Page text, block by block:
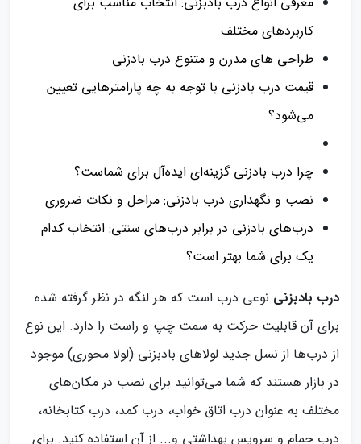
کاربردهای مختلف
طراحی‌ های مدرن و متنوع درب بادزنی
قیمت درب بادزنی با توجه به چه پارامترهایی تعیین
می‌شود؟
چرا درب بادزنی گزینه‌ای ایده‌آل برای شماست؟
نصب و نگهداری درب بادزنی: مراحل و نکات ضروری
درب‌های بادزنی در برابر درب‌های سنتی: انتخاب کدام
یک برای شما بهتر است؟
درب بادبزنی نوعی درب است که هر لنگه در نظر گرفته شده
برای آن قابلیت حرکت به سمت چپ و راست را دارد. این نوع
از درب‌‌ها از نسل جدید لولاهای بادبزنی (لولا محوری) موجود
در بازار هستند که شما می‌توانید برای نصب در مکان‌های
مختلف به عنوان درب اتاق خواب، درب کمد، درب کتابخانه،
درب حمام و سرویس بهداشتی و... از آن استفاده کنید. برای